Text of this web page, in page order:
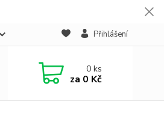
Přihlášení
0ks
za 0 Kč